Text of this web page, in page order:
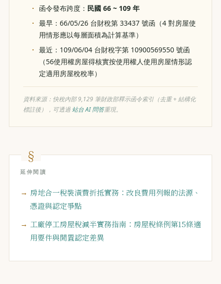
函令發布跨度： 民國 66 ~ 109 年
最早：66/05/26 台財稅第 33437 號函（4 對房屋使
用情形應以每層面積為計算基準）
最近：109/06/04 台財稅字第 10900569550 號函
（56使用權房屋得核實按使用權人使用房屋情形認
定適用房屋稅稅率）
資料來源：快稅內部 9,129 筆財政部釋示函令索引（去重 + 結構化
標註後），可透過站台 AI 問答重現。
延伸閱讀
房地合一稅裝潢費折抵實務：改良費用列報的法源、
憑證與認定爭點
工廠停工房屋稅減半實務指南：房屋稅條例第15條適
用要件與閒置認定差異